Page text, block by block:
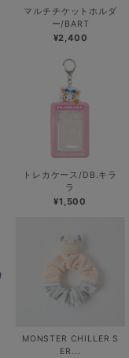
マルチチケットホルダ
ー/BART
¥2,400
トレカケース/DB.キラ
ラ
¥1,500
MONSTER CHILLER S
ER...